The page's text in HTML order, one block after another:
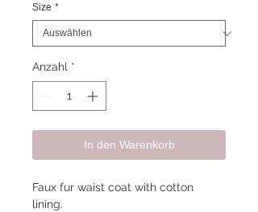
Size *
Anzahl *
In den Warenkorb
Faux fur waist coat with cotton
lining.